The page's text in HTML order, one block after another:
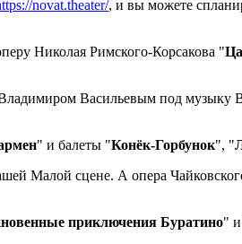
novat.theater/, и вы можете
Николая Римского-Корсакова "
Васильевым под музыку
" и балеты "Конёк-Горбунок", "
Малой сцене. А опера
приключения Буратино"